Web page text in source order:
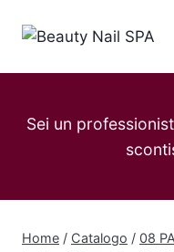
Sei un
Home / Catalogo / 08